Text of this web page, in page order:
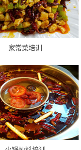
家常菜培训